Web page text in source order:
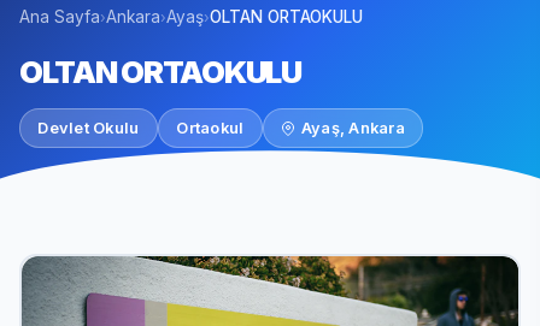
Ana Sayfa›Ankara›Ayaş›OLTAN ORTAOKULU
OLTAN ORTAOKULU
Devlet Okulu Ortaokul Ayaş, Ankara